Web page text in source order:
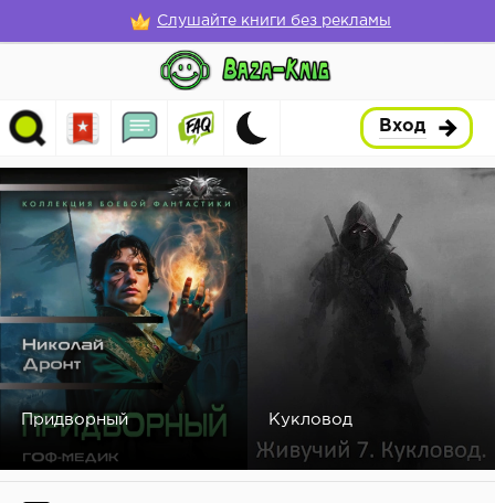
Слушайте книги без рекламы
Вход
Придворный Кукловод